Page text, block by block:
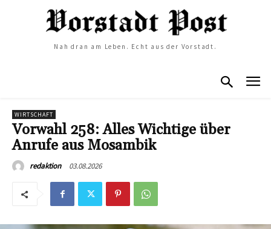
Nah dran am Leben. Echt aus der Vorstadt.
WIRTSCHAFT
Vorwahl 258: Alles Wichtige über
Anrufe aus Mosambik
redaktion 03.08.2026